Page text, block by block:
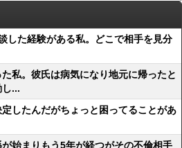
した経験がある私。どこで相手を見分
私。彼氏は病気になり地元に帰ったと
...
定したんだがちょっと困ってることがあ
始まりもう5年が経つがその不倫相手